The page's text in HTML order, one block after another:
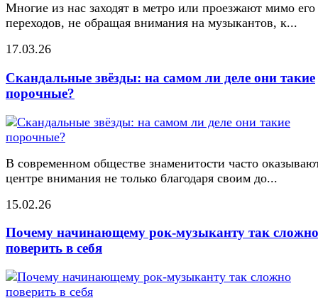
Многие из нас заходят в метро или проезжают мимо его
переходов, не обращая внимания на музыкантов, к...
17.03.26
Скандальные звёзды: на самом ли деле они такие
порочные?
В современном обществе знаменитости часто
центре внимания не только благодаря своим до...
15.02.26
Почему начинающему рок-музыканту так сложно
поверить в себя